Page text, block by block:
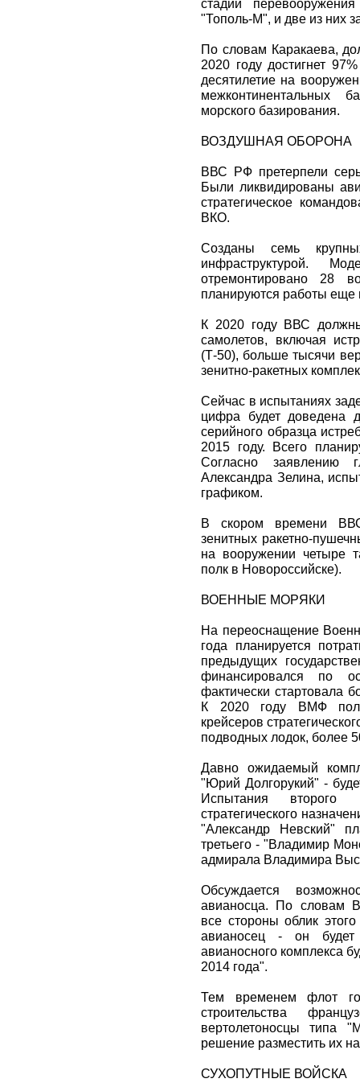
стадии
"Тополь-М", и две из них
По словам Каракаева,
2020 году достигнет
десятилетие на
межконтинентальных
морского базирования.
ВОЗДУШНАЯ ОБОРОНА
ВВС РФ претерпели
Были ликвидированы
стратегическое
ВКО.
Созданы семь
инфраструктурой.
отремонтировано 28
планируются работы еще
К 2020 году ВВС
самолетов, включая
(Т-50), больше тысячи
зенитно-ракетных
Сейчас в испытаниях
цифра будет доведена
серийного образца
2015 году. Всего
Согласно заявлению
Александра Зелина,
графиком.
В скором времени
зенитных ракетно-
на вооружении четыре
полк в Новороссийске).
ВОЕННЫЕ МОРЯКИ
На переоснащение
года планируется
предыдущих
финансировался по
фактически стартовала
К 2020 году ВМФ
крейсеров
подводных лодок, более
Давно ожидаемый
"Юрий Долгорукий" -
Испытания второго
стратегического
"Александр Невский"
третьего - "Владимир
адмирала Владимира
Обсуждается
авианосца. По словам
все стороны облик
авианосец - он
авианосного комплекса
2014 года".
Тем временем флот
строительства
вертолетоносцы типа
решение разместить их
СУХОПУТНЫЕ ВОЙСКА